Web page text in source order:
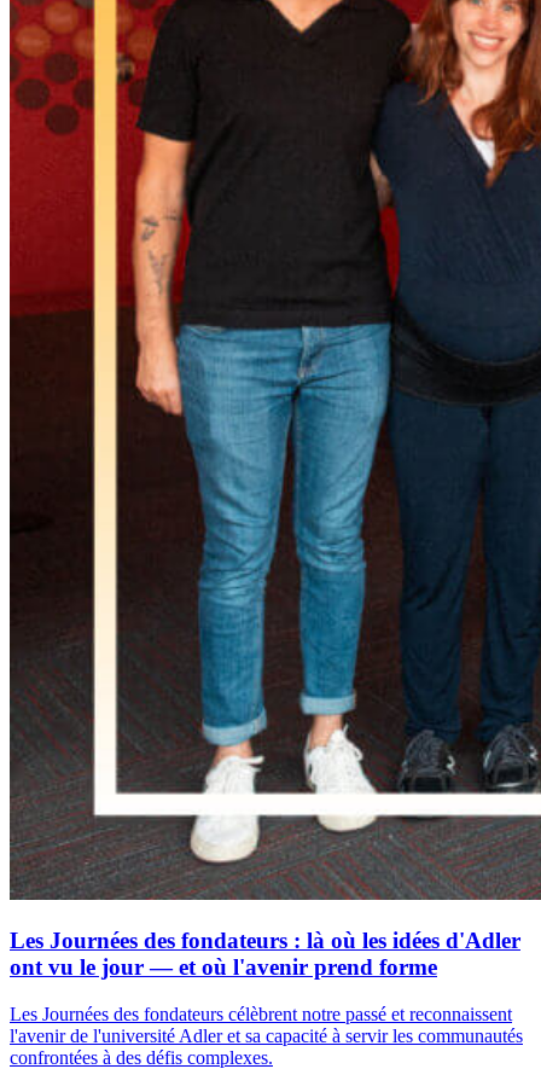
Les Journées des fondateurs : là où les idées d'Adler
ont vu le jour — et où l'avenir prend forme
Les Journées des fondateurs célèbrent notre passé et reconnaissent
l'avenir de l'université Adler et sa capacité à servir les communautés
confrontées à des défis complexes.